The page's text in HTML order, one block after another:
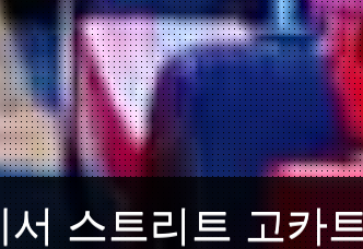
서 스트리트 고카